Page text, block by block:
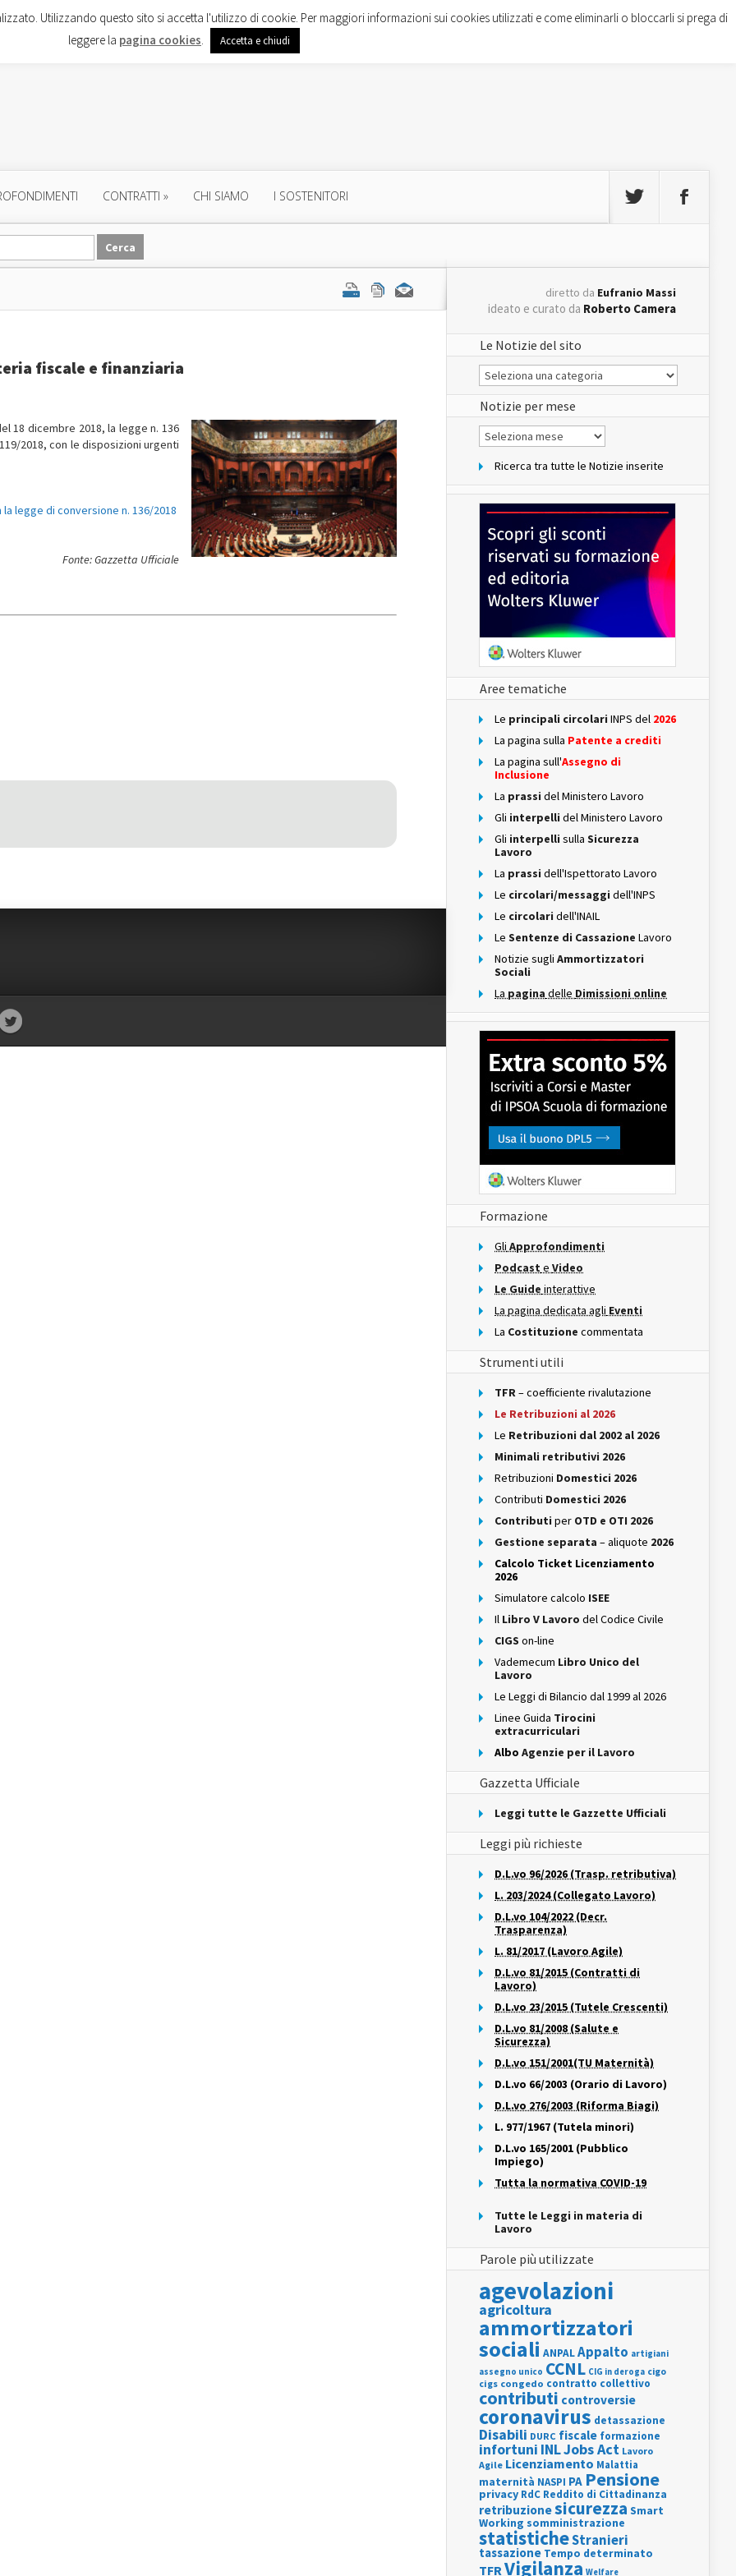
CONTRATTI » CHI SIAMO I SOSTENITORI
fiscale e finanziaria
18 dicembre 2018, la legge n. 136
2018, con le disposizioni urgenti
legge di conversione n. 136/2018
Fonte: Gazzetta Ufficiale
diretto da Eufranio Massi
ideato e curato da Roberto Camera
Le Notizie del sito
Le
Notizie
del
sito
Notizie per mese
Notizie
per
Ricerca tra tutte le Notizie inserite
Aree tematiche
Le principali circolari INPS del 2026
La pagina sulla Patente a crediti
La pagina sull'Assegno di
Inclusione
La prassi del Ministero Lavoro
Gli interpelli del Ministero Lavoro
Gli interpelli sulla Sicurezza
Lavoro
La prassi dell'Ispettorato Lavoro
Le circolari/messaggi dell'INPS
Le circolari dell'INAIL
Le Sentenze di Cassazione Lavoro
Notizie sugli Ammortizzatori
Sociali
La pagina delle Dimissioni online
Formazione
Gli Approfondimenti
Podcast e Video
Le Guide interattive
La pagina dedicata agli Eventi
La Costituzione commentata
Strumenti utili
TFR– coefficiente rivalutazione
Le Retribuzioni al 2026
Le Retribuzioni dal 2002 al 2026
Minimali retributivi 2026
Retribuzioni Domestici 2026
Contributi Domestici 2026
Contributi per OTD e OTI 2026
Gestione separata – aliquote 2026
Calcolo Ticket Licenziamento
2026
Simulatore calcolo ISEE
Il Libro V Lavoro del Codice Civile
CIGS on-line
Vademecum Libro Unico del
Lavoro
Le Leggi di Bilancio dal 1999 al 2026
Linee Guida Tirocini
extracurriculari
Albo Agenzie per il Lavoro
Gazzetta Ufficiale
Leggi tutte le Gazzette Ufficiali
Leggi più richieste
D.L.vo 96/2026 (Trasp. retributiva)
L. 203/2024 (Collegato Lavoro)
D.L.vo 104/2022 (Decr.
Trasparenza)
L. 81/2017 (Lavoro Agile)
D.L.vo 81/2015 (Contratti di
Lavoro)
D.L.vo 23/2015 (Tutele Crescenti)
D.L.vo 81/2008 (Salute e
Sicurezza)
D.L.vo 151/2001(TU Maternità)
D.L.vo 66/2003 (Orario di Lavoro)
D.L.vo 276/2003 (Riforma Biagi)
L. 977/1967 (Tutela minori)
D.L.vo 165/2001 (Pubblico
Impiego)
Tutta la normativa COVID-19
Tutte le Leggi in materia di
Lavoro
Parole più utilizzate
agevolazioni
agricoltura
ammortizzatori
sociali ANPALAppalto artigiani
assegno unico CCNL CIG in deroga cigo
cigs congedo contratto collettivo
contributi controversie
coronavirus detassazione
Disabili DURC fiscale formazione
infortuni INLJobs Act Lavoro
Agile Licenziamento Malattia
maternità NASPI PA Pensione
privacy RdC Reddito di Cittadinanza
retribuzionesicurezza Smart
Working somministrazione
statisticheStranieri
tassazione Tempo determinato
TFRVigilanza Welfare
Utilizzando questo sito si accetta l'utilizzo di cookie. Per maggiori informazioni sui cookies utilizzati e come eliminarli o bloccarli si prega di
leggere la pagina cookies. Accetta e chiudi